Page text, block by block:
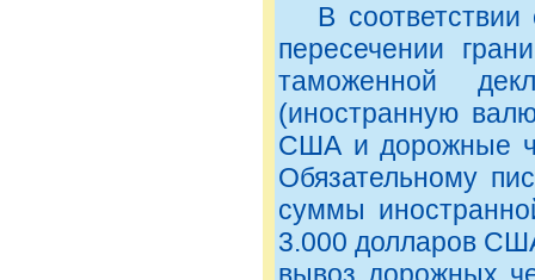
В соответствии
пересечении
таможенной
(иностранную
США и дорожные
Обязательному
суммы
3.000 долларов